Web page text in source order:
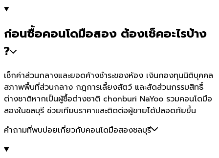
ก่อนซื้อคอนโดมือสอง ต้องเช็คอะไรบ้าง
?
เช็กค่าส่วนกลางและยอดค้างชำระของห้อง เงินกองทุนนิติบุคคล
สภาพพื้นที่ส่วนกลาง กฎการเลี้ยงสัตว์ และสัดส่วนกรรมสิทธิ์
ต่างชาติหากเป็นผู้ซื้อต่างชาติ chonburi NaYoo รวมคอนโดมือ
สองในชลบุรี ช่วยเทียบราคาและติดต่อผู้ขายได้ปลอดภัยขึ้น
คำถามที่พบบ่อยเกี่ยวกับคอนโดมือสองชลบุรี